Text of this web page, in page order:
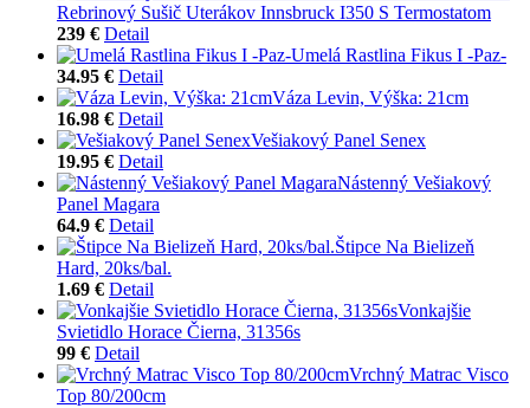
Rebrinový Sušič Uterákov Innsbruck I350 S Termostatom
239 € Detail
Umelá Rastlina Fikus I -Paz-
34.95 € Detail
Váza Levin, Výška: 21cm
16.98 € Detail
Vešiakový Panel Senex
19.95 € Detail
Nástenný Vešiakový
Panel Magara
64.9 € Detail
Štipce Na Bielizeň
Hard, 20ks/bal.
1.69 € Detail
Vonkajšie
Svietidlo Horace Čierna, 31356s
99 € Detail
Vrchný Matrac Visco
Top 80/200cm